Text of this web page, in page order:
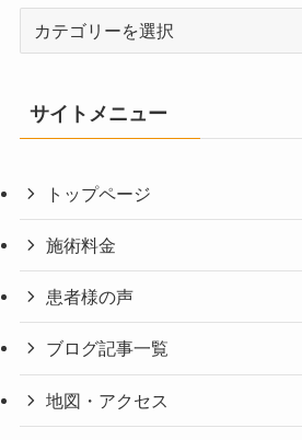
リ
サイトメニュー
トップページ
施術料金
患者様の声
ブログ記事一覧
地図・アクセス